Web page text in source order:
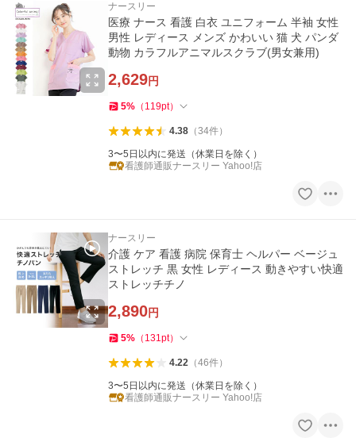
ナースリー
医療 ナース 看護 白衣 ユニフォーム 半袖 女性
男性 レディース メンズ かわいい 猫 犬 パンダ
動物 カラフルアニマルスクラブ(男女兼用)
2,629円
5% （ 119pt）
4.38（34件）
3〜5日以内に発送（休業日を除く）
看護師通販ナースリー Yahoo!店
ナースリー
介護 ケア 看護 病院 保育士 ヘルパー ベージュ
ストレッチ 黒 女性 レディース 動きやすい快適
ストレッチチノ
2,890円
5% （ 131pt）
4.22（46件）
3〜5日以内に発送（休業日を除く）
看護師通販ナースリー Yahoo!店